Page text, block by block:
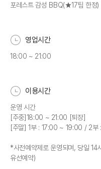
포레스트 감성 BBQ(★17팀 한정)
영업시간
18:00 ~ 21:00
이용시간
운영 시간
[주중]18:00 ~ 21:00 [퇴장]
[주말] 1부 : 17:00 ~ 19:00 / 2부
*사전예약제로 운영되며, 당일 14
유선예약)